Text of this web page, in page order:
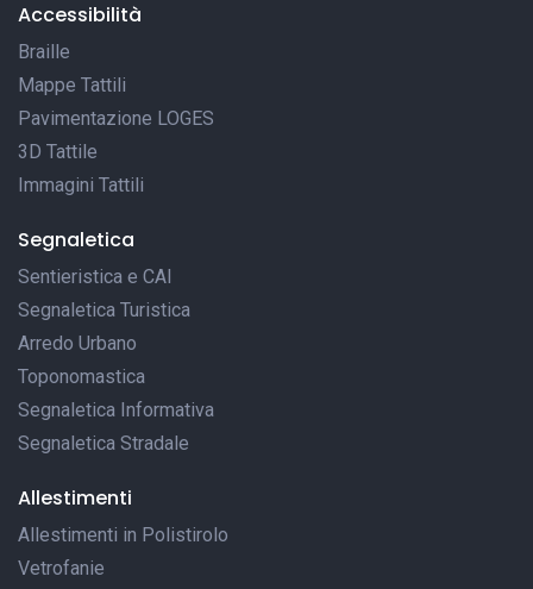
Accessibilità
Braille
Mappe Tattili
Pavimentazione LOGES
3D Tattile
Immagini Tattili
Segnaletica
Sentieristica e CAI
Segnaletica Turistica
Arredo Urbano
Toponomastica
Segnaletica Informativa
Segnaletica Stradale
Allestimenti
Allestimenti in Polistirolo
Vetrofanie